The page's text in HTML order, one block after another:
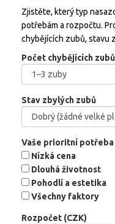
Zjistěte, který typ
potřebám a rozpočtu.
chybějících zubů, stavu
Počet chybějících zubů
Stav zbylých zubů
Vaše prioritní potřeba
Nízká cena
Dlouhá životnost
Pohodlí a estetika
Všechny faktory
Rozpočet (CZK)